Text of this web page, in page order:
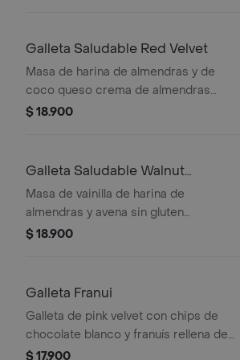
Galleta Saludable Red Velvet
Masa de harina de almendras y de
coco queso crema de almendras
chocolate blanco sin azúcar y stevia
$ 18.900
Galleta Saludable Walnut
Chocolate
Masa de vainilla de harina de
almendras y avena sin gluten
monkfruit y una pizca de azúcar de
$ 18.900
Galleta Franui
Galleta de pink velvet con chips de
chocolate blanco y franuís rellena de
mermelada de frambuesa artesanal
$ 17.900